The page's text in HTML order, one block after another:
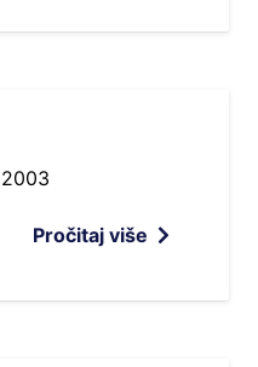
Pročitaj više